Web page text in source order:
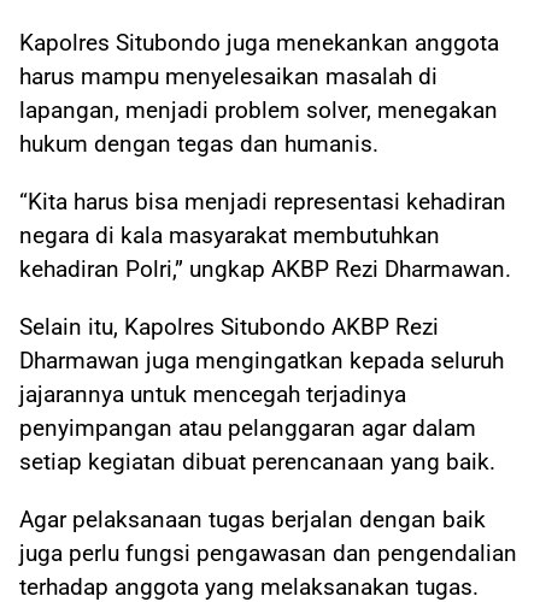
Kapolres Situbondo juga menekankan anggota
harus mampu menyelesaikan masalah di
lapangan, menjadi problem solver, menegakan
hukum dengan tegas dan humanis.
“Kita harus bisa menjadi representasi kehadiran
negara di kala masyarakat membutuhkan
kehadiran Polri,” ungkap AKBP Rezi Dharmawan.
Selain itu, Kapolres Situbondo AKBP Rezi
Dharmawan juga mengingatkan kepada seluruh
jajarannya untuk mencegah terjadinya
penyimpangan atau pelanggaran agar dalam
setiap kegiatan dibuat perencanaan yang baik.
Agar pelaksanaan tugas berjalan dengan baik
juga perlu fungsi pengawasan dan pengendalian
terhadap anggota yang melaksanakan tugas.